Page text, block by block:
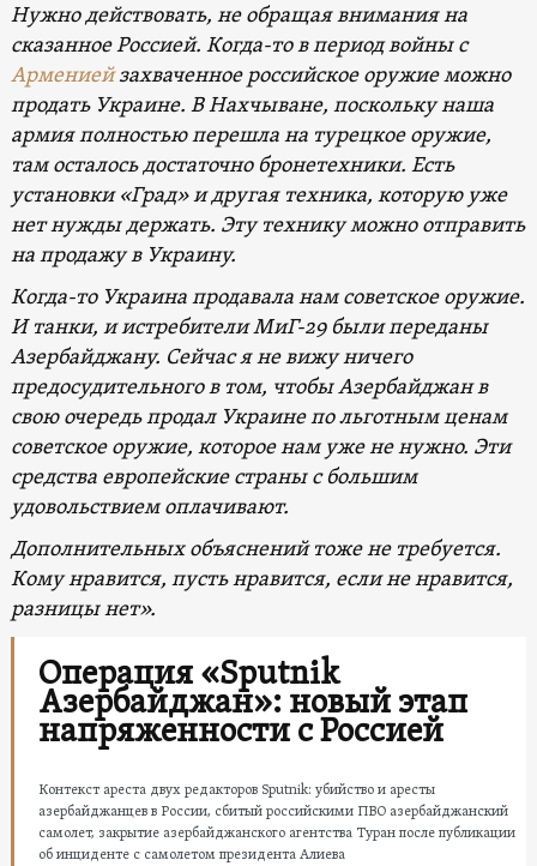
Нужно действовать, не обращая внимания на
сказанное Россией. Когда-то в период войны с
Армениейзахваченное российское оружие можно
продать Украине. В Нахчыване, поскольку наша
армия полностью перешла на турецкое оружие,
там осталось достаточно бронетехники. Есть
установки«Град» и другая техника, которую уже
нет нужды держать. Эту технику можно отправить
на продажу в Украину.
Когда-то Украина продавала нам советское оружие.
И танки, и истребители МиГ-29 были переданы
Азербайджану. Сейчас я не вижу ничего
предосудительного в том, чтобы Азербайджан в
свою очередь продал Украине по льготным ценам
советское оружие, которое нам уже не нужно. Эти
средства европейские страны с большим
удовольствием оплачивают.
Дополнительных объяснений тоже не требуется.
Кому нравится, пусть нравится, если не нравится,
разницы нет».
Операция «Sputnik
Азербайджан»: новый этап
напряженности с Россией
Контекст ареста двух редакторов Sputnik: убийство и аресты
азербайджанцев в России, сбитый российскими ПВО азербайджанский
самолет, закрытие азербайджанского агентства Туран после публикации
об инциденте с самолетом президента Алиева